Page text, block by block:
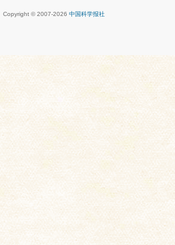
Copyright © 2007-2026 中国科学报社